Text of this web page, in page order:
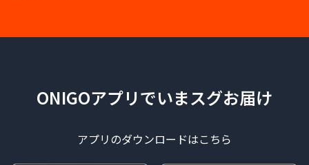
ONIGOアプリでいまスグお届け
アプリのダウンロードはこちら